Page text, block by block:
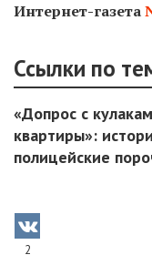
Интернет-газета
Ссылки по
«Допрос с
квартиры»:
полицейские
2